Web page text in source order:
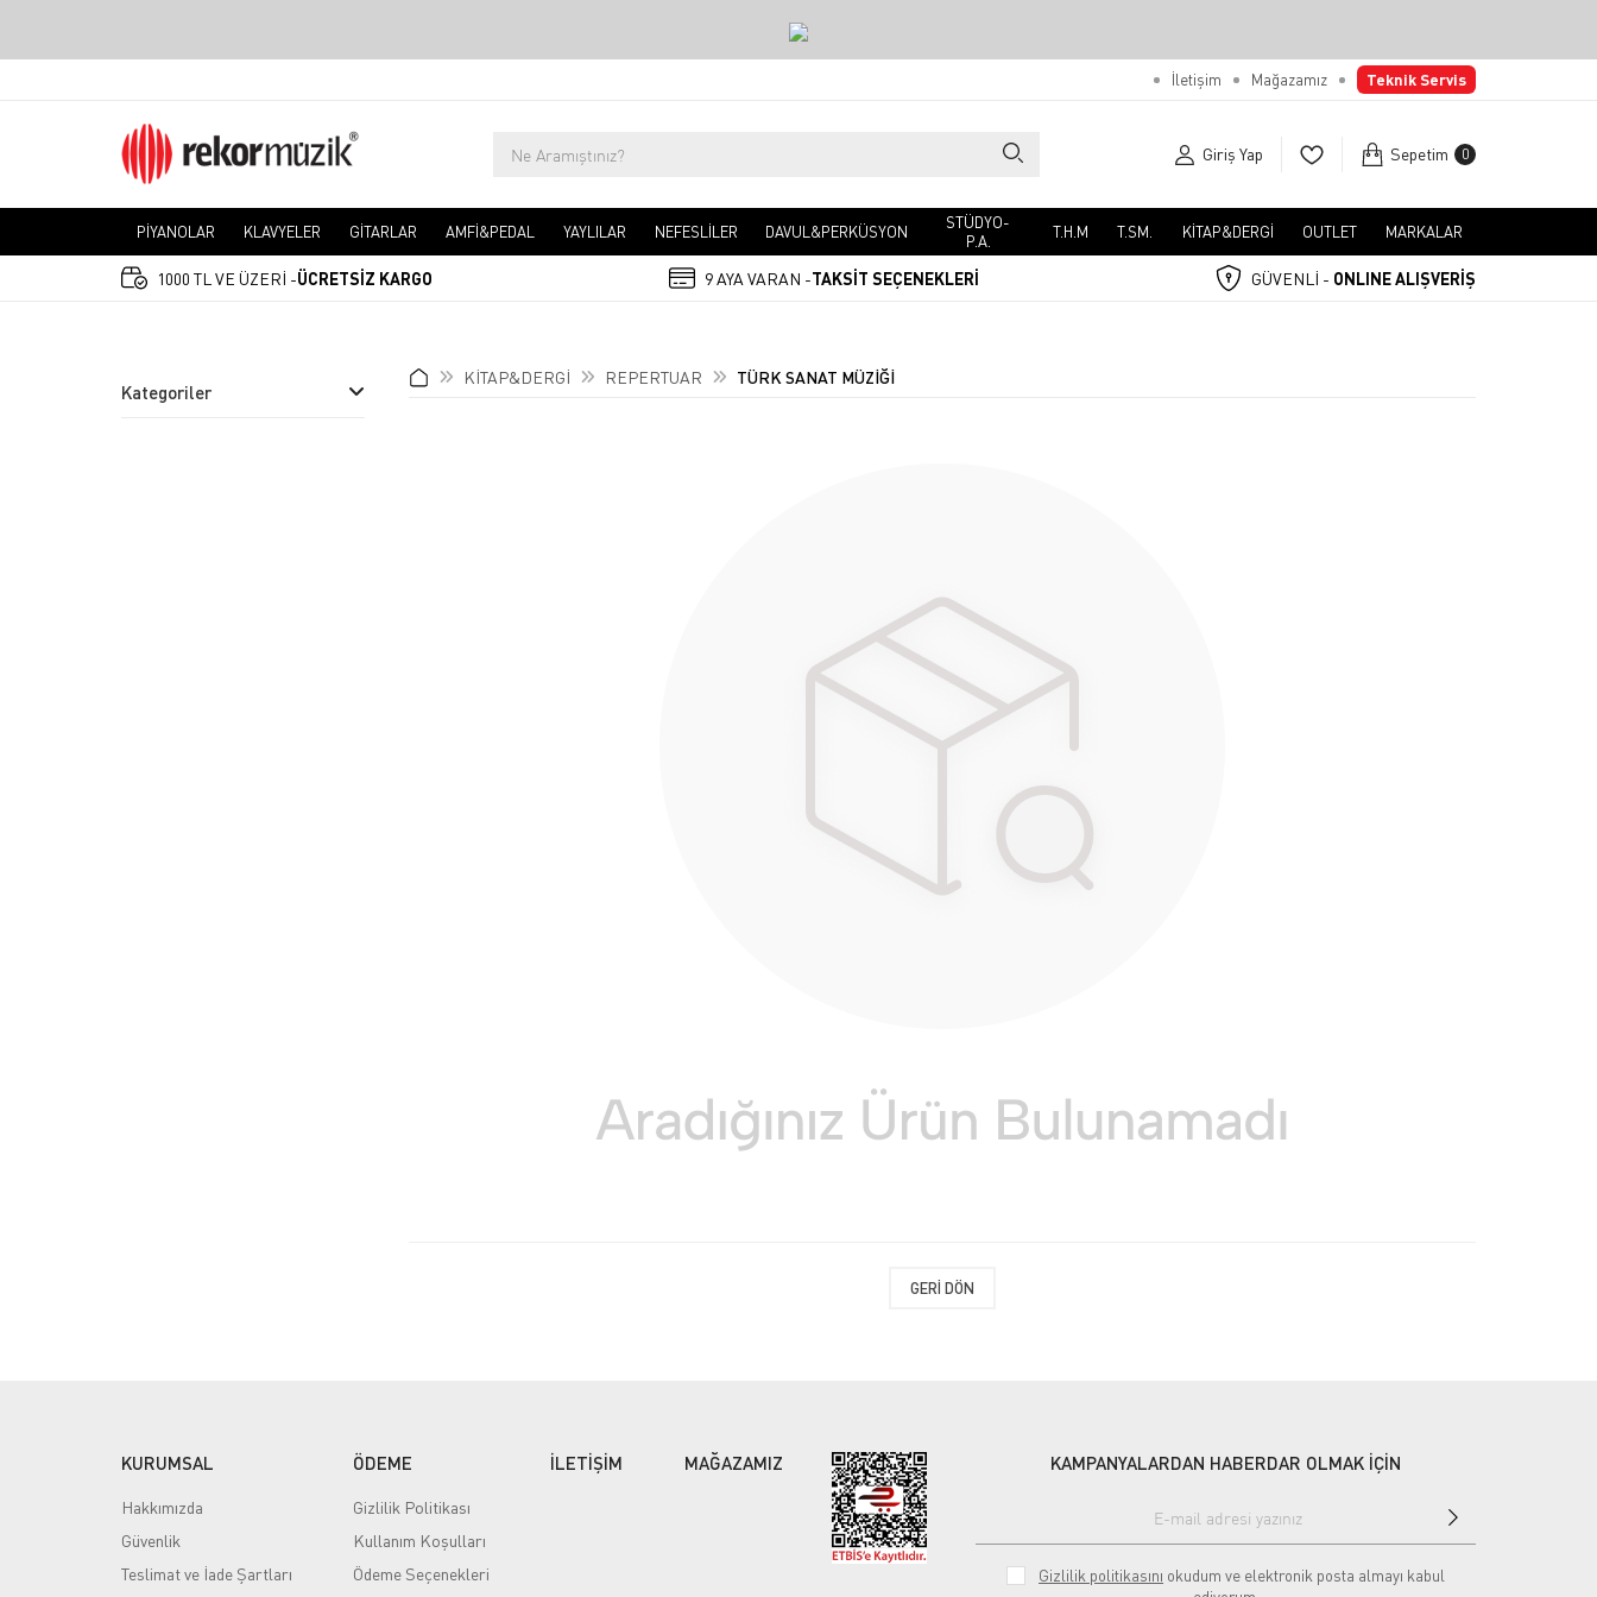
İletişim Mağazamız Teknik Servis
Giriş Yap Sepetim 0
PİYANOLAR KLAVYELER GİTARLAR AMFİ&PEDAL YAYLILAR NEFESLİLER DAVUL&PERKÜSYON
STÜDYO-
P.A.
T.H.M T.SM. KİTAP&DERGİ OUTLET MARKALAR
1000 TL VE ÜZERİ -ÜCRETSİZ KARGO 9 AYA VARAN -TAKSİT SEÇENEKLERİ GÜVENLİ - ONLINE ALIŞVERİŞ
Kategoriler
KİTAP&DERGİ REPERTUAR TÜRK SANAT MÜZİĞİ
GERI DÖN
KURUMSAL
Hakkımızda
Güvenlik
Teslimat ve İade Şartları
ÖDEME
Gizlilik Politikası
Kullanım Koşulları
Ödeme Seçenekleri
İLETİŞİM MAĞAZAMIZ KAMPANYALARDAN HABERDAR OLMAK İÇİN
Gizlilik politikasını okudum ve elektronik posta almayı kabul